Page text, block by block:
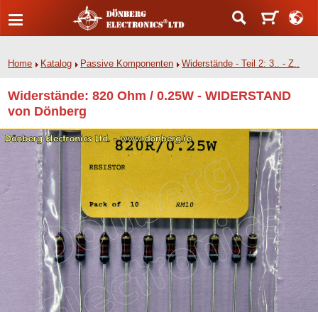
Home Katalog Passive Komponenten Widerstände - Teil 2: 3.. - Z..
Widerstände: 820 Ohm / 0.25W - WIDERSTAND
von Dönberg